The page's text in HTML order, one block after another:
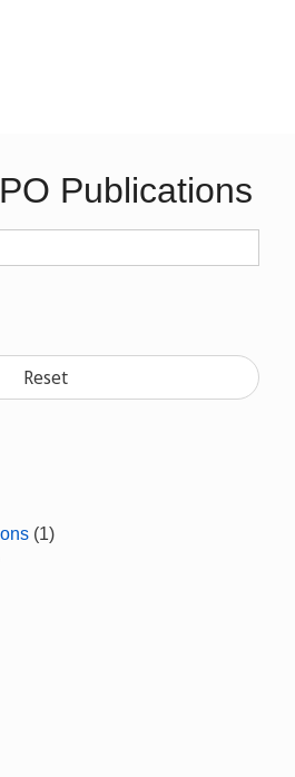
Publications
Reset
(1)